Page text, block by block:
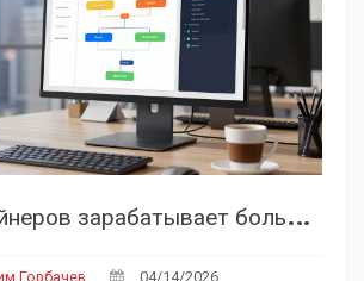
К
то из дизайнеров зарабатывает больше всех: разбор зарплат и специальностей
Горбачев
04/14/2026